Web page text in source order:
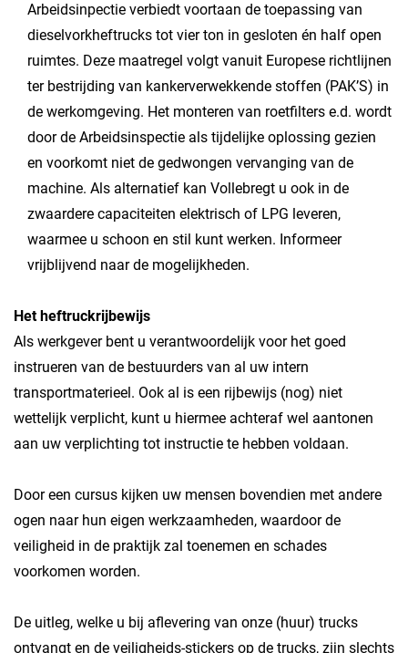
Arbeidsinpectie verbiedt voortaan de toepassing van
dieselvorkheftrucks tot vier ton in gesloten én half open
ruimtes. Deze maatregel volgt vanuit Europese richtlijnen
ter bestrijding van kankerverwekkende stoffen (PAK’S) in
de werkomgeving. Het monteren van roetfilters e.d. wordt
door de Arbeidsinspectie als tijdelijke oplossing gezien
en voorkomt niet de gedwongen vervanging van de
machine. Als alternatief kan Vollebregt u ook in de
zwaardere capaciteiten elektrisch of LPG leveren,
waarmee u schoon en stil kunt werken. Informeer
vrijblijvend naar de mogelijkheden.
Het heftruckrijbewijs
Als werkgever bent u verantwoordelijk voor het goed
instrueren van de bestuurders van al uw intern
transportmaterieel. Ook al is een rijbewijs (nog) niet
wettelijk verplicht, kunt u hiermee achteraf wel aantonen
aan uw verplichting tot instructie te hebben voldaan.
Door een cursus kijken uw mensen bovendien met andere
ogen naar hun eigen werkzaamheden, waardoor de
veiligheid in de praktijk zal toenemen en schades
voorkomen worden.
De uitleg, welke u bij aflevering van onze (huur) trucks
ontvangt en de veiligheids-stickers op de trucks, zijn slechts